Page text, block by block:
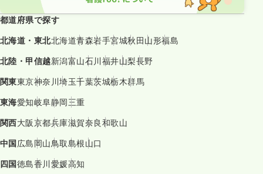
都道府県で探す
北海道・東北北海道青森岩手宮城秋田山形福島
北陸・甲信越新潟富山石川福井山梨長野
関東東京神奈川埼玉千葉茨城栃木群馬
東海愛知岐阜静岡三重
関西大阪京都兵庫滋賀奈良和歌山
中国広島岡山鳥取島根山口
四国徳島香川愛媛高知